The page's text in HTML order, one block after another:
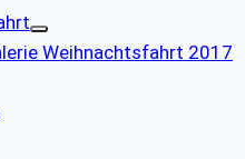
Weihnachtsfahrt 2017